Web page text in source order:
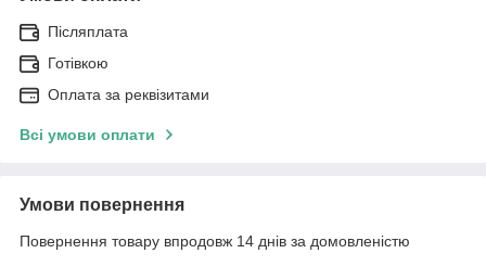
Післяплата
Готівкою
Оплата за реквізитами
Всі умови оплати
Умови повернення
Повернення товару впродовж 14 днів за домовленістю